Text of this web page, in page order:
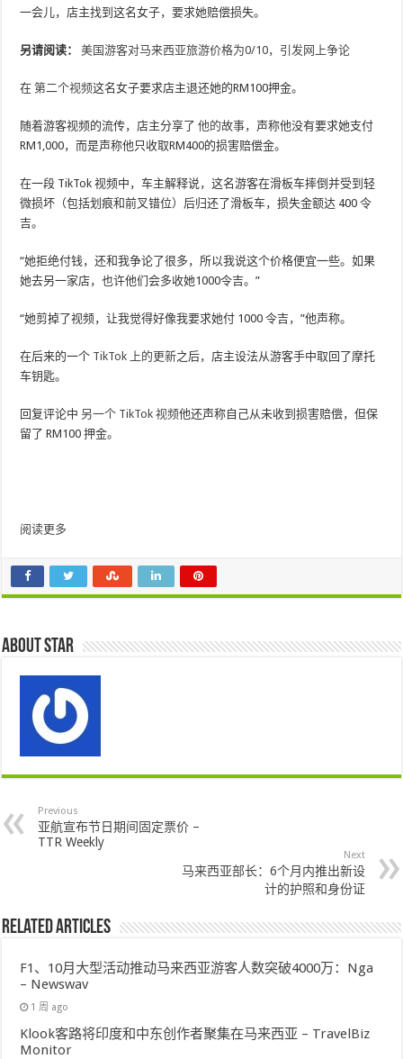
一会儿，店主找到这名女子，要求她赔偿损失。
另请阅读： 美国游客对马来西亚旅游价格为0/10，引发网上争论
在第二个视频这名女子要求店主退还她的RM100押金。
随着游客视频的流传，店主分享了他的故事，声称他没有要求她支付
RM1,000，而是声称他只收取RM400的损害赔偿金。
在一段 TikTok 视频中，车主解释说，这名游客在滑板车摔倒并受到轻
微损坏（包括划痕和前叉错位）后归还了滑板车，损失金额达 400 令
吉。
“她拒绝付钱，还和我争论了很多，所以我说这个价格便宜一些。如果
她去另一家店，也许他们会多收她1000令吉。”
“她剪掉了视频，让我觉得好像我要求她付 1000 令吉，”他声称。
在后来的一个 TikTok 上的更新之后，店主设法从游客手中取回了摩托
车钥匙。
回复评论中 另一个 TikTok 视频他还声称自己从未收到损害赔偿，但保
留了 RM100 押金。
阅读更多
About star
Previous
亚航宣布节日期间固定票价 –
TTR Weekly
Next
马来西亚部长：6个月内推出新设
计的护照和身份证
Related Articles
F1、10月大型活动推动马来西亚游客人数突破4000万：Nga
– Newswav
1 周 ago
Klook客路将印度和中东创作者聚集在马来西亚 – TravelBiz
Monitor